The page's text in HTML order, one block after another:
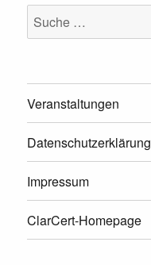
Suche
nach:
Veranstaltungen
Datenschutzerklärung
Impressum
ClarCert-Homepage